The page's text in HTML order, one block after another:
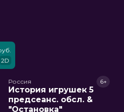
2D
Россия
История игрушек 5
предсеанс. обсл. &
"Остановка"
6+